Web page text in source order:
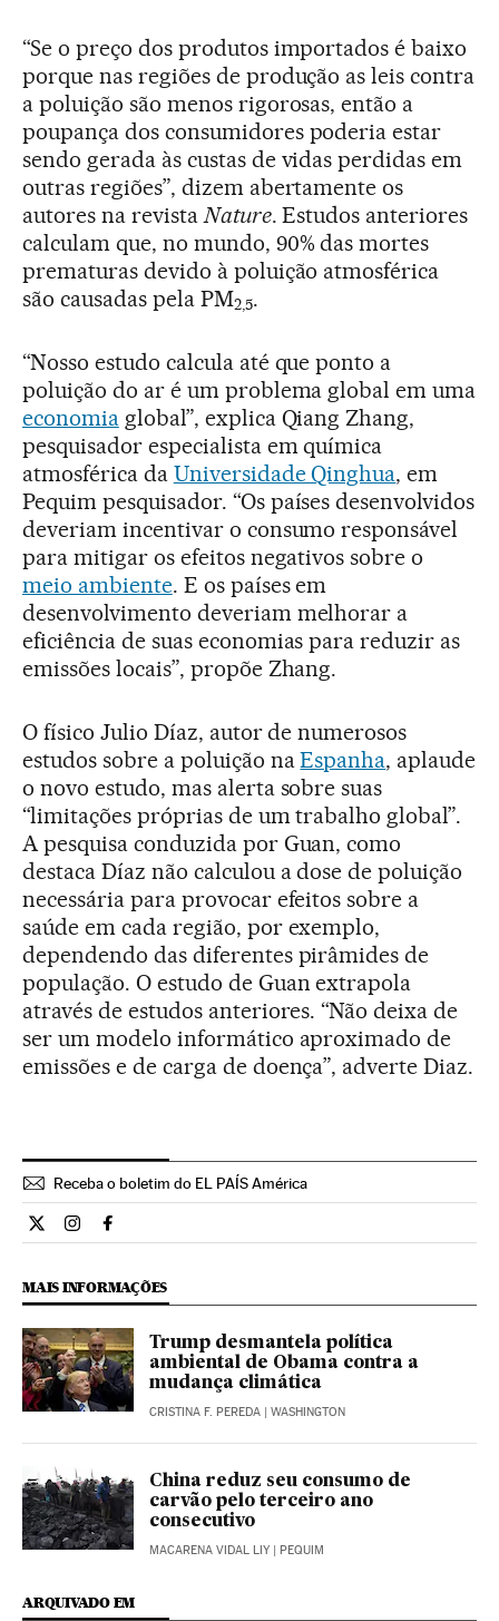
“Se o preço dos produtos importados é baixo
porque nas regiões de produção as leis contra
a poluição são menos rigorosas, então a
poupança dos consumidores poderia estar
sendo gerada às custas de vidas perdidas em
outras regiões”, dizem abertamente os
autores na revista Nature. Estudos anteriores
calculam que, no mundo, 90% das mortes
prematuras devido à poluição atmosférica
são causadas pela PM2,5.
“Nosso estudo calcula até que ponto a
poluição do ar é um problema global em uma
economiaglobal”, explica Qiang Zhang,
pesquisador especialista em química
atmosférica da Universidade Qinghua, em
Pequim pesquisador. “Os países desenvolvidos
deveriam incentivar o consumo responsável
para mitigar os efeitos negativos sobre o
meio ambiente. E os países em
desenvolvimento deveriam melhorar a
eficiência de suas economias para reduzir as
emissões locais”, propõe Zhang.
O físico Julio Díaz, autor de numerosos
estudos sobre a poluição naEspanha, aplaude
o novo estudo, mas alerta sobre suas
“limitações próprias de um trabalho global”.
A pesquisa conduzida por Guan, como
destaca Díaz não calculou a dose de poluição
necessária para provocar efeitos sobre a
saúde em cada região, por exemplo,
dependendo das diferentes pirâmides de
população. O estudo de Guan extrapola
através de estudos anteriores. “Não deixa de
ser um modelo informático aproximado de
emissões e de carga de doença”, adverte Diaz.
Receba o boletim do EL PAÍS América
Ciencia El País Brasil en Twitter
Ciencia El País Brasil en Instagram
Ciencia El País Brasil en Facebook
MAIS INFORMAÇÕES
Trump desmantela política
ambiental de Obama contra a
mudança climática
CRISTINA F. PEREDA | WASHINGTON
China reduz seu consumo de
carvão pelo terceiro ano
consecutivo
MACARENA VIDAL LIY | PEQUIM
ARQUIVADO EM